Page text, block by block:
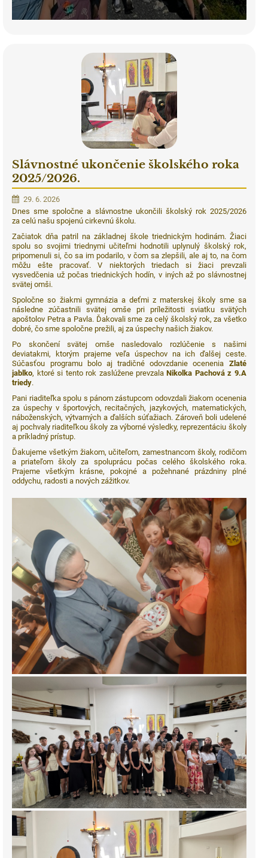
Slávnostné ukončenie školského roka
2025/2026.
29. 6. 2026
Dnes sme spoločne a slávnostne ukončili školský rok 2025/2026
za celú našu spojenú cirkevnú školu.
Začiatok dňa patril na základnej škole triednickým hodinám. Žiaci
spolu so svojimi triednymi učiteľmi hodnotili uplynulý školský rok,
pripomenuli si, čo sa im podarilo, v čom sa zlepšili, ale aj to, na čom
môžu ešte pracovať. V niektorých triedach si žiaci prevzali
vysvedčenia už počas triednických hodín, v iných až po slávnostnej
svätej omši.
Spoločne so žiakmi gymnázia a deťmi z materskej školy sme sa
následne zúčastnili svätej omše pri príležitosti sviatku svätých
apoštolov Petra a Pavla. Ďakovali sme za celý školský rok, za všetko
dobré, čo sme spoločne prežili, aj za úspechy našich žiakov.
Po skončení svätej omše nasledovalo rozlúčenie s našimi
deviatakmi, ktorým prajeme veľa úspechov na ich ďalšej ceste.
Súčasťou programu bolo aj tradičné odovzdanie ocenenia Zlaté
jablko, ktoré si tento rok zaslúžene prevzalaNikolka Pachová z 9.A
triedy.
Pani riaditeľka spolu s pánom zástupcom odovzdali žiakom ocenenia
za úspechy v športových, recitačných, jazykových, matematických,
náboženských, výtvarných a ďalších súťažiach. Zároveň boli udelené
aj pochvaly riaditeľkou školy za výborné výsledky, reprezentáciu školy
a príkladný prístup.
Ďakujeme všetkým žiakom, učiteľom, zamestnancom školy, rodičom
a priateľom školy za spoluprácu počas celého školského roka.
Prajeme všetkým krásne, pokojné a požehnané prázdniny plné
oddychu, radosti a nových zážitkov.